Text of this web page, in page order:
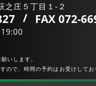
庄５丁目１-２
/ FAX 072-
いします。
ので、時間の予約はお受けしてお